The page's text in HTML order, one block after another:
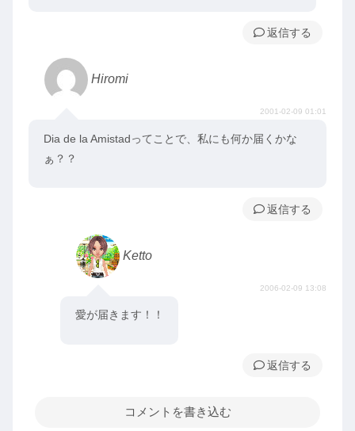
返信
Hiromi
2001-02-09 01:01
Dia de la Amistadってことで、私にも何か届くかな
ぁ？？
返信
Ketto
2006-02-09 13:08
愛が届きます！！
返信
コメントを書き込む